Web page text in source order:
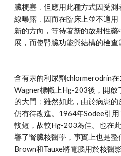
臟梗塞，但應用此種方式因受
線曝露，因而在臨床上並不適
新的方向，等待著新的放射性藥
展，而使腎臟功能與結構的檢查
含有汞的利尿劑chlormerodrin
Wagner標幟上Hg-203後，開啟
的大門；雖然如此，由於病患
仍有待改進。1964年Sodee引
較短，故較Hg-203為佳。也在
響了腎臟核醫學，事實上也是
Brown和Tauxe將電腦用於核醫